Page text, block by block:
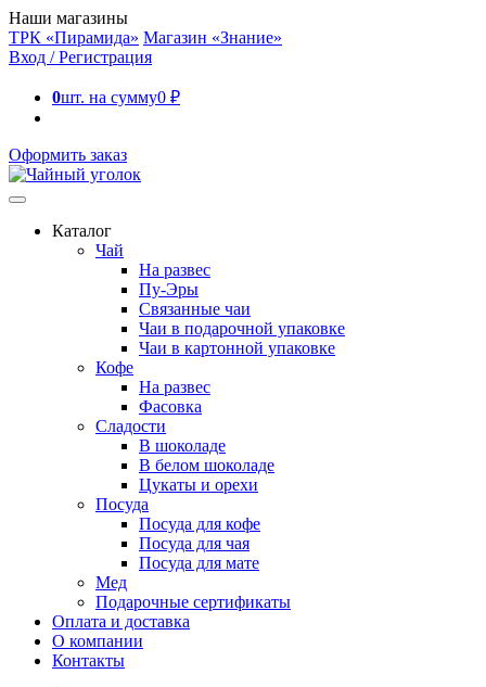
Наши магазины
ТРК «Пирамида» Магазин «Знание»
Вход / Регистрация
0шт. на сумму0 ₽
Оформить заказ
Каталог
Чай
На развес
Пу-Эры
Связанные чаи
Чаи в подарочной упаковке
Чаи в картонной упаковке
Кофе
На развес
Фасовка
Сладости
В шоколаде
В белом шоколаде
Цукаты и орехи
Посуда
Посуда для кофе
Посуда для чая
Посуда для мате
Мед
Подарочные сертификаты
Оплата и доставка
О компании
Контакты